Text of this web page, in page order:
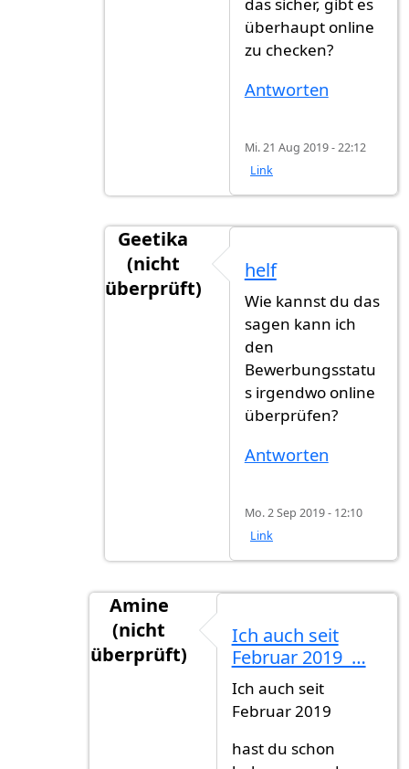
überhaupt online
zu checken?
Antworten
Mi. 21 Aug 2019 - 22:12
Link
Geetika
(nicht
überprüft)
Oktober bis November
helf
Wie kannst du das
sagen kann ich
den
Bewerbungsstatu
s irgendwo online
überprüfen?
Antworten
Mo. 2 Sep 2019 - 12:10
Link
Amine
(nicht
überprüft)
Warte seit feb 2019
Ich auch seit
Februar 2019 …
Ich auch seit
Februar 2019
hast du schon